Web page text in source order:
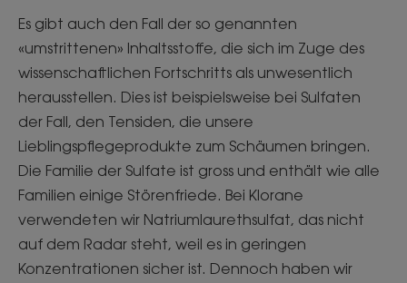
Es gibt auch den Fall der so genannten
«umstrittenen» Inhaltsstoffe, die sich im Zuge des
wissenschaftlichen Fortschritts als unwesentlich
herausstellen. Dies ist beispielsweise bei Sulfaten
der Fall, den Tensiden, die unsere
Lieblingspflegeprodukte zum Schäumen bringen.
Die Familie der Sulfate ist gross und enthält wie alle
Familien einige Störenfriede. Bei Klorane
verwendeten wir Natriumlaurethsulfat, das nicht
auf dem Radar steht, weil es in geringen
Konzentrationen sicher ist. Dennoch haben wir